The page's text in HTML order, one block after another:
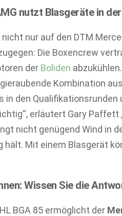
nutzt Blasgeräte in
nur auf den DTM
Die Boxencrew
der Boliden
Kombination
in den Qualifikationsrunden
erläutert Gary Paffett
nicht genügend Wind in
Mit einem Blasgerät
Wissen Sie die
BGA 85 ermöglicht der